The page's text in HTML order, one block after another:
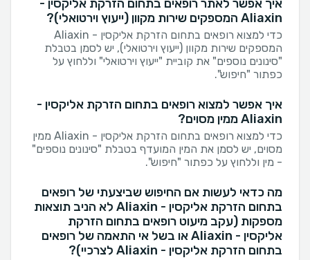
איך אפשר לאתר רופאים בתחום הזרקת אליקסין -
Aliaxin המספקים שירות מקוון (ייעוץ וירטואלי)?
כדי למצוא רופאים בתחום הזרקת אליקסין - Aliaxin
המספקים שירות מקוון (ייעוץ וירטואלי), יש לסמן בטבלת
"סינונים נוספים" את קוביית "ייעוץ וירטואלי" וללחוץ על
כפתור "חיפוש".
איך אפשר למצוא רופאים בתחום הזרקת אליקסין -
Aliaxin ממין מסוים?
כדי למצוא רופאים בתחום הזרקת אליקסין - Aliaxin ממין
מסוים, יש לסמן את המין המועדף בטבלת "סינונים נוספים"
- מין וללחוץ על כפתור "חיפוש".
מה כדאי לעשות אם החיפוש שביצעתי של רופאים
בתחום הזרקת אליקסין - Aliaxin לא הניב תוצאות
מספקות (עקב מיעוט רופאים בתחום הזרקת
אליקסין - Aliaxin או בשל אי התאמה של רופאים
בתחום הזרקת אליקסין - Aliaxin לצרכיי)?